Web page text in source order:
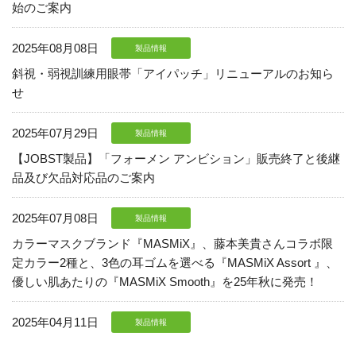
始のご案内
2025年08月08日 製品情報
斜視・弱視訓練用眼帯「アイパッチ」リニューアルのお知ら
せ
2025年07月29日 製品情報
【JOBST製品】「フォーメン アンビション」販売終了と後継
品及び欠品対応品のご案内
2025年07月08日 製品情報
カラーマスクブランド『MASMiX』、藤本美貴さんコラボ限
定カラー2種と、3色の耳ゴムを選べる『MASMiX Assort 』、
優しい肌あたりの『MASMiX Smooth』を25年秋に発売！
2025年04月11日 製品情報
メールでのお問い合わせ
06-6943-8951
受付時間：受付 : 9時〜17時 月〜金
※祝日を除く
メールでのお問い合わせ